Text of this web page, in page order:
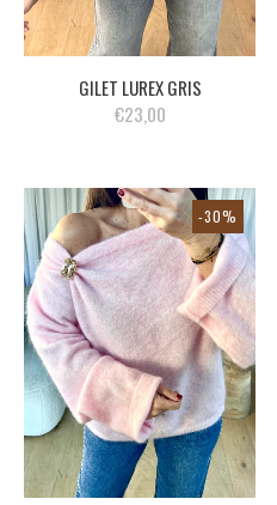
GILET LUREX GRIS
€23,00
-30%